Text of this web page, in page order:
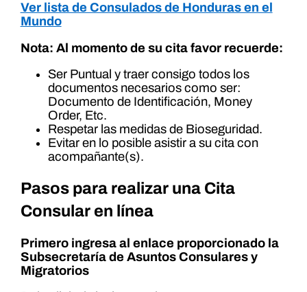
Ver lista de Consulados de Honduras en el
Mundo
Nota: Al momento de su cita favor recuerde:
Ser Puntual y traer consigo todos los
documentos necesarios como ser:
Documento de Identificación, Money
Order, Etc.
Respetar las medidas de Bioseguridad.
Evitar en lo posible asistir a su cita con
acompañante(s).
Pasos para realizar una Cita
Consular en línea
Primero ingresa al enlace proporcionado la
Subsecretaría de Asuntos Consulares y
Migratorios